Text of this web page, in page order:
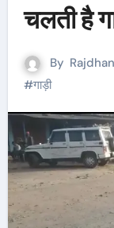
चलती है
By
#गाड़ी